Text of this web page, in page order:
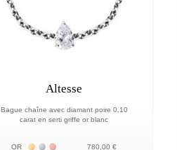
Altesse
Bague chaîne avec diamant poire 0.10
carat en serti griffe or blanc
OR Жёлтое золото 18К
Белое золото 18К
Розовое золото 18К
780,00 €